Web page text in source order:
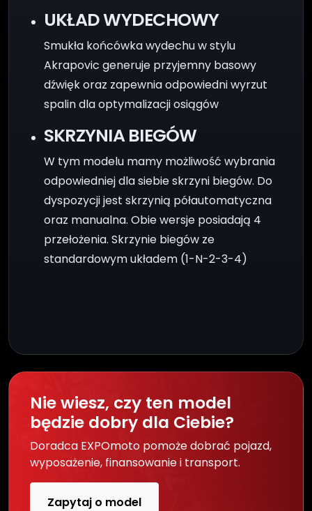
UKŁAD WYDECHOWY
Smukła końcówka wydechu w stylu
Akrapovic generuje przyjemny basowy
dźwięk oraz zapewnia odpowiedni wyrzut
spalin dla optymalizacji osiągów
SKRZYNIA BIEGÓW
W tym modelu mamy możliwość wybrania
odpowiedniej dla siebie skrzyni biegów. Do
dyspozycji jest skrzynią półautomatyczna
oraz manualna. Obie wersje posiadają 4
przełożenia. Skrzynie biegów ze
standardowym układem (1-N-2-3-4)
Nie wiesz, czy ten model
będzie dobry dla Ciebie?
Doradca EXPOmoto pomoże dobrać pojazd,
wyposażenie, finansowanie i transport.
Zapytaj o model